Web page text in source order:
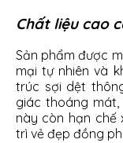
Chất liệu cao
Sản phẩm được
mại tự nhiên và
trúc sợi dệt
giác thoáng
này còn hạn chế
trì vẻ đẹp đồng